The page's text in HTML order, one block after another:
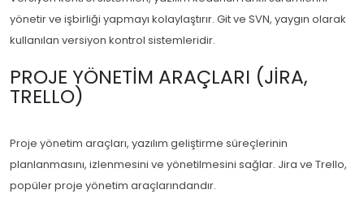
yönetir ve işbirliği yapmayı kolaylaştırır. Git ve SVN, yaygın olarak
kullanılan versiyon kontrol sistemleridir.
PROJE YÖNETIM ARAÇLARI (JIRA,
TRELLO)
Proje yönetim araçları, yazılım geliştirme süreçlerinin
planlanmasını, izlenmesini ve yönetilmesini sağlar. Jira ve Trello,
popüler proje yönetim araçlarındandır.